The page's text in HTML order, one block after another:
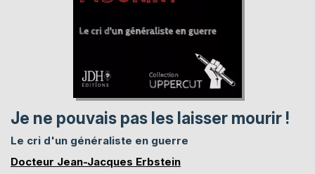
Je ne pouvais pas les laisser mourir !
Le cri d'un généraliste en guerre
Docteur Jean-Jacques Erbstein